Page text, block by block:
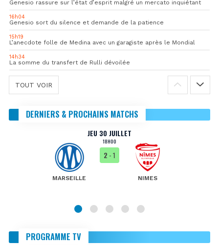
Genesio rassure sur l’état d’esprit malgré un mercato inquiétant
16h04
Genesio sort du silence et demande de la patience
15h19
L’anecdote folle de Medina avec un garagiste après le Mondial
14h34
La somme du transfert de Rulli dévoilée
TOUT VOIR
DERNIERS & PROCHAINS MATCHS
JEU 30 JUILLET
18H00
MARSEILLE
2 - 1
NIMES
PROGRAMME TV